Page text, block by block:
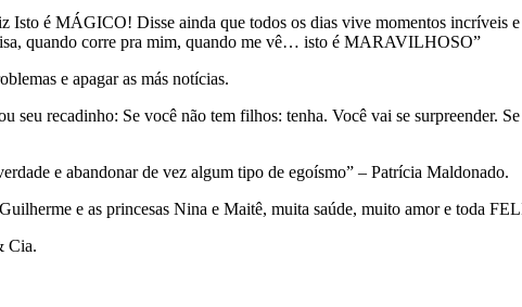
Isto é MÁGICO! Disse ainda que todos os dias vive momentos incríveis
quando corre pra mim, quando me vê… isto é MARAVILHOSO”
e apagar as más notícias.
seu recadinho: Se você não tem filhos: tenha. Você vai se surpreender.
e abandonar de vez algum tipo de egoísmo” – Patrícia Maldonado.
e as princesas Nina e Maitê, muita saúde, muito amor e toda
Cia.